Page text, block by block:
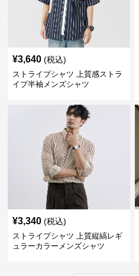
¥3,640 (税込)
ストライプシャツ 上質感ストラ
イプ半袖メンズシャツ
¥3,340 (税込)
ストライプシャツ 上質縦縞レギ
ュラーカラーメンズシャツ